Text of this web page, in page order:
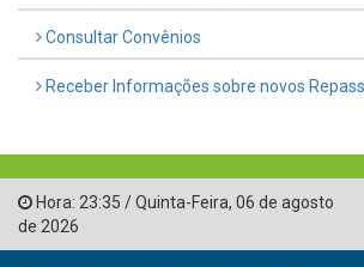
Consultar Convênios
Receber Informações sobre novos
Hora: 23:35 /Quinta-Feira, 06 de agosto
de 2026